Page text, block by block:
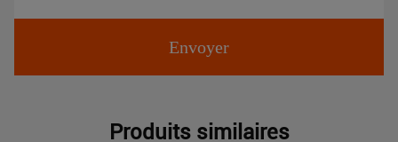
Envoyer
Produits similaires